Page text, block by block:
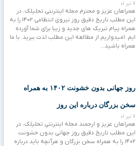
7 تیر 01
همراهان عزیز و محترم مجله اینترنتی تحلیلک، در
این مطلب تاریخ دقیق روز نیروی انتظامی ۱۴۰۲ را به
همراه پیام تبریک های جدید و زیبا برای شما آورده
ایم. امیدواریم از مطالعه این مطلب لذت ببرید. با ما
همراه باشید…
روز جهانی بدون خشونت ۱۴۰۲ به همراه
سخن بزرگان درباره این روز
7 تیر 01
همراهان عزیز و ارجمند مجله اینترنتی تحلیلک، در
این مطلب تاریخ دقیق روز جهانی بدون خشونت
۱۴۰۲ را به همراه سخن بزرگان و هرآنچه باید درباره